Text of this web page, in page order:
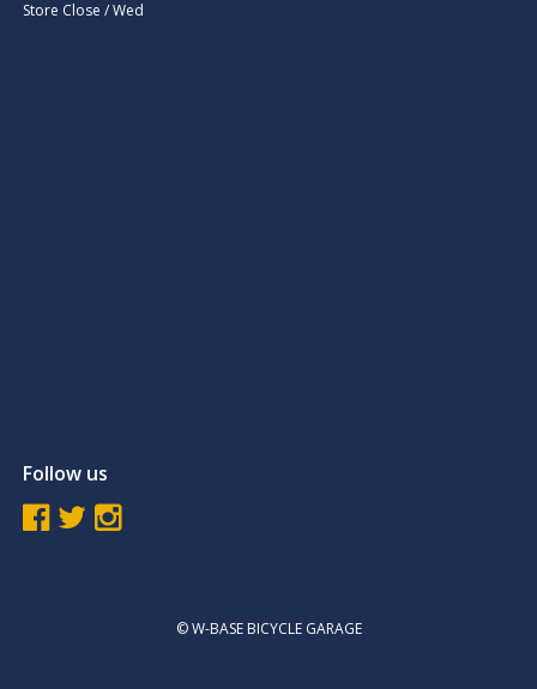
Store Close / Wed
Follow us
© W-BASE BICYCLE GARAGE